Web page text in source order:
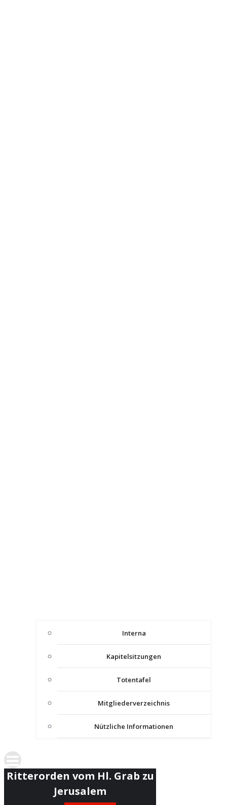
Interna
Kapitelsitzungen
Totentafel
Mitgliederverzeichnis
Nützliche Informationen
Ritterorden vom Hl. Grab zu
Jerusalem